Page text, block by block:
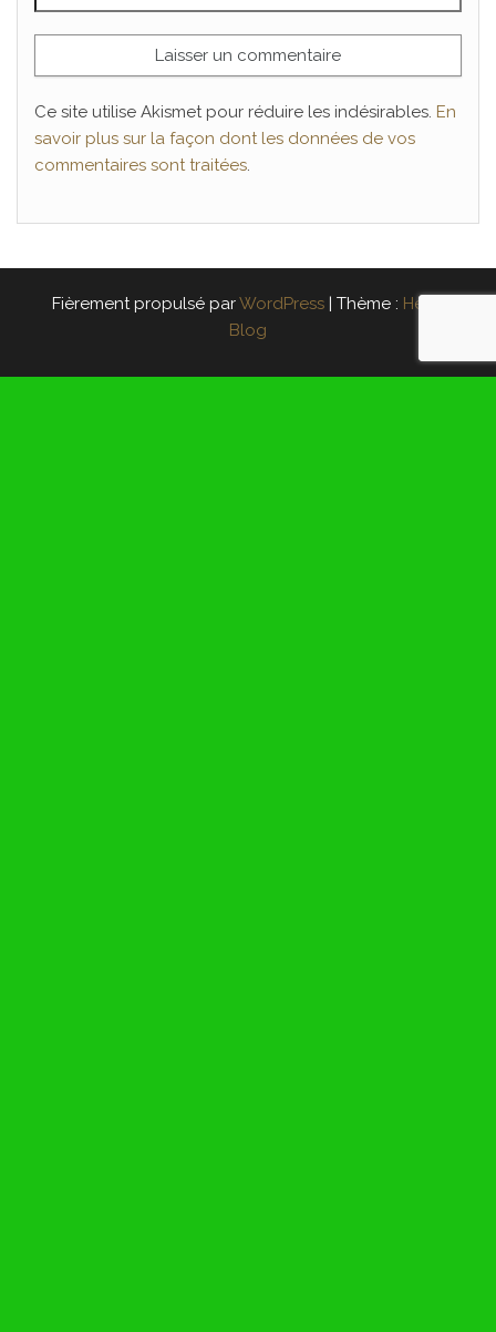
Ce site utilise Akismet pour réduire les indésirables. En
savoir plus sur la façon dont les données de vos
commentaires sont traitées.
Fièrement propulsé parWordPress | Thème : Head
Blog